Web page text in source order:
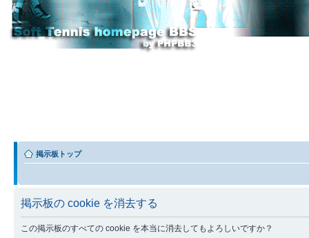
掲示板トップ
掲示板の cookie を消去する
この掲示板のすべての cookie を本当に消去してもよろしいですか？